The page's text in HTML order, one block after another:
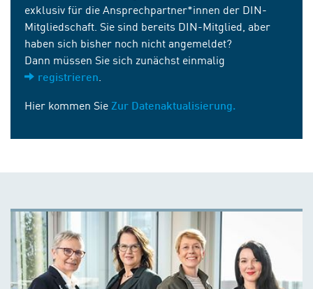
exklusiv für die Ansprechpartner*innen der DIN-
Mitgliedschaft. Sie sind bereits DIN-Mitglied, aber
haben sich bisher noch nicht angemeldet?
Dann müssen Sie sich zunächst einmalig
registrieren
Hier kommen Sie Zur Datenaktualisierung.